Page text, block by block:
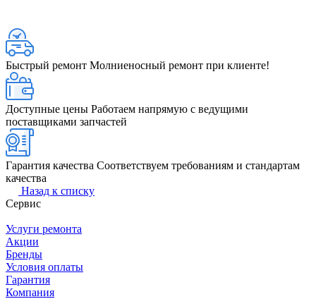
Быстрый ремонт Молниеносный ремонт при клиенте!
Доступные цены Работаем напрямую с ведущими
поставщиками запчастей
Гарантия качества Соответствуем требованиям и стандартам
качества
Назад к списку
Сервис
Услуги ремонта
Акции
Бренды
Условия оплаты
Гарантия
Компания